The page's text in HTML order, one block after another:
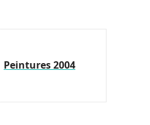
Peintures 2004